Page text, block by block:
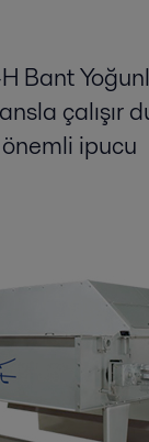
çalışır
ipucu